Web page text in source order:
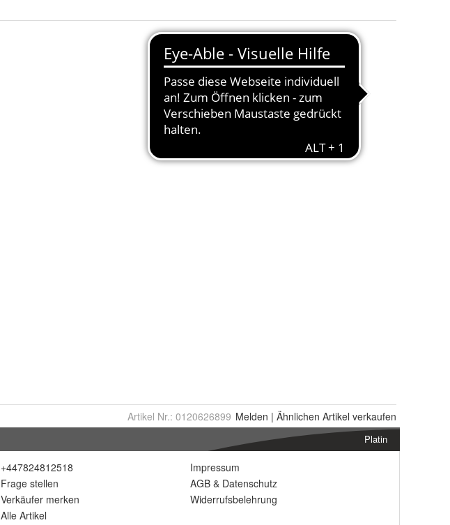
Artikel Nr.: 0120626899 Melden | Ähnlichen Artikel verkaufen
Platin
+447824812518
Frage stellen
Verkäufer merken
Alle Artikel
Impressum
AGB & Datenschutz
Widerrufsbelehrung